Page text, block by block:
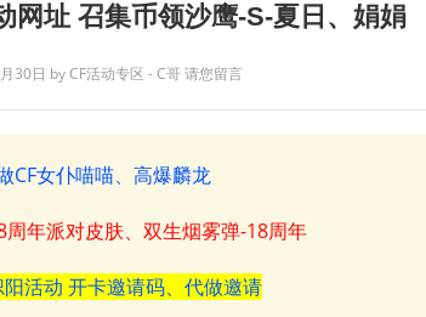
网址 召集币领沙鹰-S-夏日、娟娟
30日 byCF活动专区 - C哥请您留言
CF女仆喵喵、高爆麟龙
周年派对皮肤、双生烟雾弹-18周年
阳活动 开卡邀请码、代做邀请